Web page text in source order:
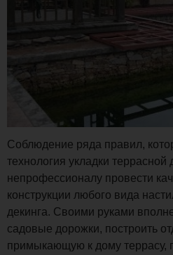
Соблюдение ряда правил,
технология укладки террасной
непрофессионалу провести
конструкции любого вида
декинга. Своими руками
садовые дорожки, построить
примыкающую к дому террасу,